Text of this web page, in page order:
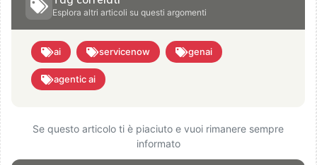
Esplora altri articoli su questi argomenti
ai servicenow genai
agentic ai
Se questo articolo ti è piaciuto e vuoi rimanere sempre
informato